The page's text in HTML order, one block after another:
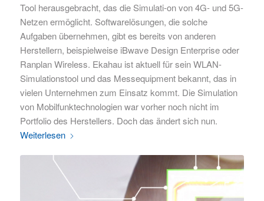
Tool herausgebracht, das die Simulati-on von 4G- und 5G-
Netzen ermöglicht. Softwarelösungen, die solche
Aufgaben übernehmen, gibt es bereits von anderen
Herstellern, beispielweise iBwave Design Enterprise oder
Ranplan Wireless. Ekahau ist aktuell für sein WLAN-
Simulationstool und das Messequipment bekannt, das in
vielen Unternehmen zum Einsatz kommt. Die Simulation
von Mobilfunktechnologien war vorher noch nicht im
Portfolio des Herstellers. Doch das ändert sich nun.
Weiterlesen